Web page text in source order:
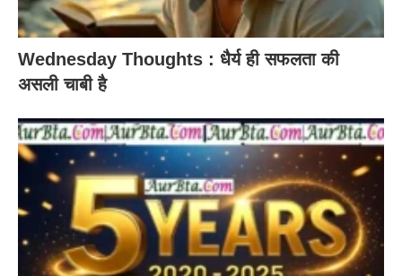
Wednesday Thoughts : धैर्य ही सफलता की
असली चाबी है